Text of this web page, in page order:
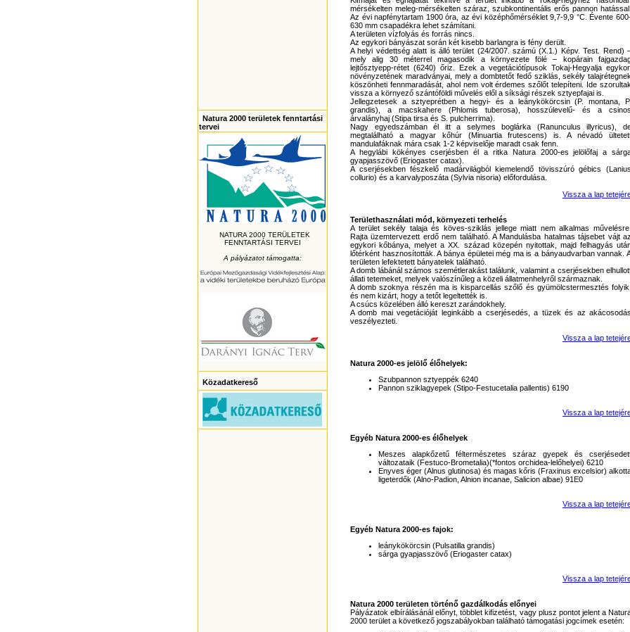
Natura 2000 területek fenntartási
tervei
NATURA 2000 TERÜLETEK
FENNTARTÁSI TERVEI
A pályázatot támogatta:
Közadatkereső
mérsékelten meleg-mérsékelten száraz, szubkontinentális erős pannon hatással.
Az évi napfénytartam 1900 óra, az évi középhőmérséklet 9,7-9,9 °C. Évente
630 mm csapadékra lehet számítani.
A területen vízfolyás és forrás nincs.
Az egykori bányászat során két kisebb barlangra is fény derült.
A helyi védettség alatt is álló terület (24/2007. számú (X.1.) Képv. Test. Rend)
mely alig 30 méterrel magasodik a környezete fölé – kopárain
lejtősztyepp-rétet (6240) őriz. Ezek a vegetációtípusok Tokaj-Hegyalja
növényzetének maradványai, mely a dombtetőt fedő sziklás, sekély talajrétegnek
köszönheti fennmaradását, ahol nem volt érdemes szőlőt telepíteni. Ide szorultak
vissza a környező szántóföldi művelés elől a síksági részek sztyepfajai is.
Jellegzetesek a sztyeprétben a hegyi- és a leánykökörcsin (P. montana, P.
grandis), a macskahere (Phlomis tuberosa), hosszúlevelű- és a csinos
árvalányhaj (Stipa tirsa és S. pulcherrima).
Nagy egyedszámban él itt a selymes boglárka (Ranunculus illyricus),
megtalálható a magyar kőhúr (Minuartia frutescens) is. A névadó
mandulafáknak mára csak 1-2 képviselője maradt csak fenn.
A hegylábi kökényes cserjésben él a ritka Natura 2000-es jelölőfaj a
gyapjasszövő (Eriogaster catax).
A cserjésekben fészkelő madárvilágból kiemelendő tövisszúró gébics (Lanius
collurio) és a karvalyposzáta (Sylvia nisoria) előfordulása.
Vissza a lap
Területhasználati mód, környezeti terhelés
A terület sekély talaja és köves-sziklás jellege miatt nem alkalmas művelésre.
Rajta üzemtervezett erdő nem található. A Mandulásba hatalmas tájsebet vájt az
egykori kőbánya, melyet a XX. század közepén nyitottak, majd felhagyás
lőtérként hasznosították. A bánya épületei még ma is a bányaudvarban vannak.
területen lefektetett bányatelek található.
A domb lábánál számos szemétlerakást találunk, valamint a cserjésekben
állati tetemeket, melyek valószínűleg a közeli állatmenhelyről származnak.
A domb szoknya részén ma is kisparcellás szőlő és gyümölcstermesztés folyik,
és nem kizárt, hogy a tetőt legeltették is.
A csúcs közelében álló kereszt zarándokhely.
A domb mai vegetációját leginkább a cserjésedés, a tüzek és az akácosodás
veszélyezteti.
Vissza a lap
Natura 2000-es jelölő élőhelyek:
Szubpannon sztyeppék 6240
Pannon sziklagyepek (Stipo-Festucetalia pallentis) 6190
Vissza a lap
Egyéb Natura 2000-es élőhelyek
Meszes alapkőzetű féltermészetes száraz gyepek és
változataik (Festuco-Brometalia)(*fontos orchidea-lelőhelyei) 6210
Enyves éger (Alnus glutinosa) és magas kőris (Fraxinus excelsior)
ligeterdők (Alno-Padion, Alnion incanae, Salicion albae) 91E0
Vissza a lap
Egyéb Natura 2000-es fajok:
leánykökörcsin (Pulsatilla grandis)
sárga gyapjasszövő (Eriogaster catax)
Vissza a lap
Natura 2000 területen történő gazdálkodás előnyei
Pályázatok elbírálásánál előnyt, többlet kifizetést, vagy plusz pontot jelent a
2000 terület a következő jogszabályokban található támogatási jogcímek esetén: